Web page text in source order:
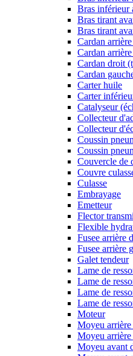
Bras inférieur
Bras tirant
Bras tirant
Cardan
Cardan
Cardan droit
Cardan
Carter huile
Carter
Catalyseur
Collecteur
Collecteur
Coussin
Coussin
Couvercle de
Couvre
Culasse
Embrayage
Emetteur
Flector
Flexible
Fusee arrière
Fusee arrière
Galet tendeur
Lame de
Lame de
Lame de
Lame de
Moteur
Moyeu
Moyeu arrière
Moyeu avant